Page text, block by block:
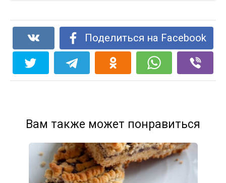
Поделиться на Facebook
Вам также может понравиться